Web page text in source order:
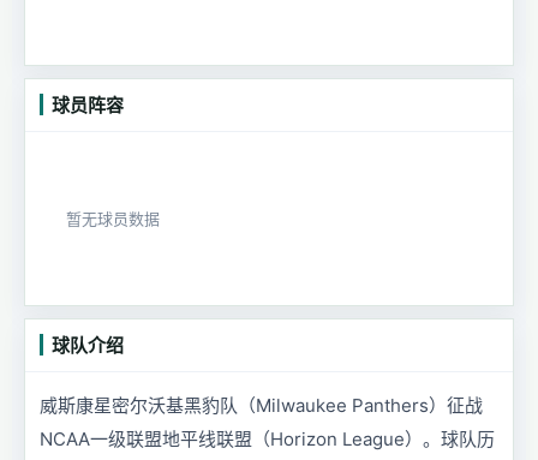
球员阵容
暂无球员数据
球队介绍
威斯康星密尔沃基黑豹队（Milwaukee Panthers）征战
NCAA一级联盟地平线联盟（Horizon League）。球队历